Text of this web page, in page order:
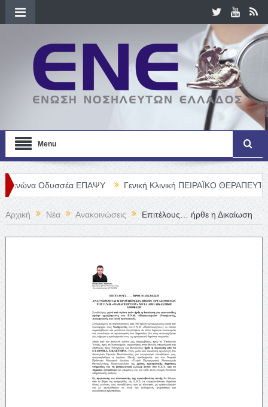
Menu
ΕΠΑΨΥ Γενική Κλινική ΠΕΙΡΑΪΚΟ ΘΕΡΑΠΕΥΤΗΡΙΟ Α. Ε. –
Αρχική Νέα Ανακοινώσεις Επιτέλους… ήρθε η Δικαίωση